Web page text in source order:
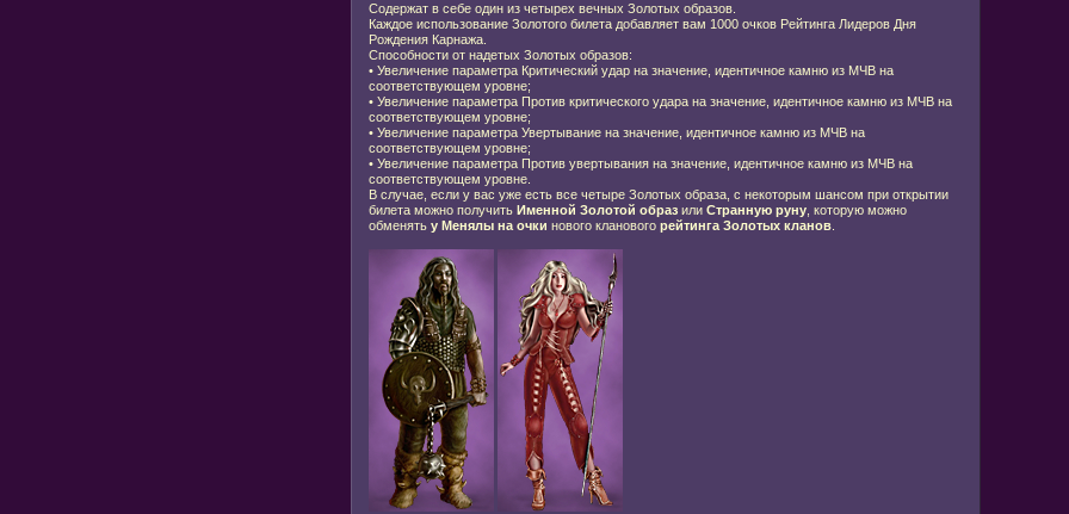
Содержат в себе один из четырех вечных Золотых образов.
Каждое использование Золотого билета добавляет вам 1000 очков Рейтинга Лидеров Дня
Рождения Карнажа.
Способности от надетых Золотых образов:
• Увеличение параметра Критический удар на значение, идентичное камню из МЧВ на
соответствующем уровне;
• Увеличение параметра Против критического удара на значение, идентичное камню из МЧВ на
соответствующем уровне;
• Увеличение параметра Увертывание на значение, идентичное камню из МЧВ на
соответствующем уровне;
• Увеличение параметра Против увертывания на значение, идентичное камню из МЧВ на
соответствующем уровне.
В случае, если у вас уже есть все четыре Золотых образа, с некоторым шансом при открытии
билета можно получить Именной Золотой образили Странную руну, которую можно
обменять у Менялы на очки нового кланового рейтинга Золотых кланов.